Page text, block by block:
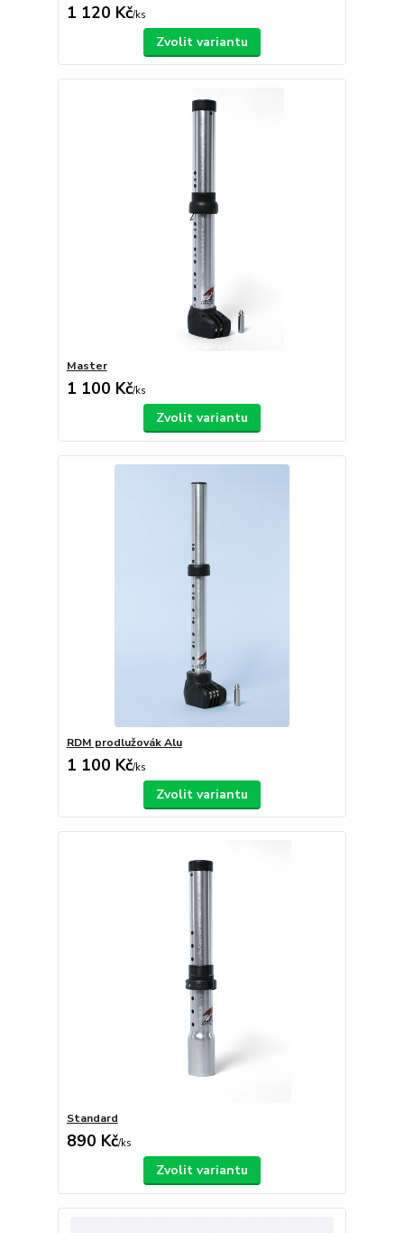
1 120 Kč/ks
Zvolit variantu
Master
1 100 Kč/ks
Zvolit variantu
RDM prodlužovák Alu
1 100 Kč/ks
Zvolit variantu
Standard
890 Kč/ks
Zvolit variantu